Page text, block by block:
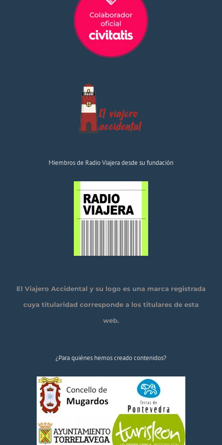
Miembros de Radio Viajera desde su fundación
El Viajero Accidental y su logo es una marca registrada
cuya titularidad corresponde a los titulares de esta
web.
¿Para quiénes hemos creado contenidos?